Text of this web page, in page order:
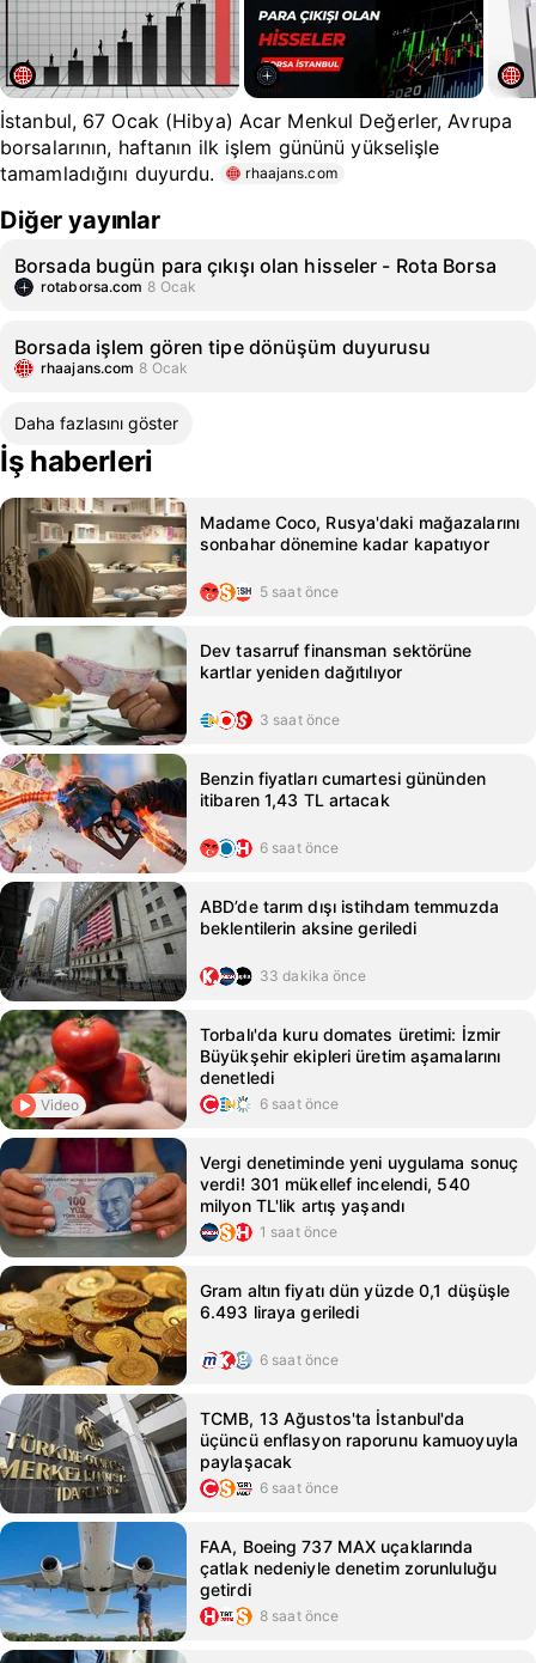
İstanbul, 67 Ocak (Hibya) Acar Menkul Değerler, Avrupa
borsalarının, haftanın ilk işlem gününü yükselişle
tamamladığını duyurdu.
rhaajans.com
Diğer yayınlar
Borsada bugün para çıkışı olan hisseler - Rota Borsa
rotaborsa.com 8 Ocak
Borsada işlem gören tipe dönüşüm duyurusu
rhaajans.com 8 Ocak
Daha fazlasını göster
İş haberleri
Madame Coco, Rusya'daki mağazalarını
sonbahar dönemine kadar kapatıyor
5 saat önce
Dev tasarruf finansman sektörüne
kartlar yeniden dağıtılıyor
3 saat önce
Benzin fiyatları cumartesi gününden
itibaren 1,43 TL artacak
6 saat önce
ABD’de tarım dışı istihdam temmuzda
beklentilerin aksine geriledi
33 dakika önce
Video
Torbalı'da kuru domates üretimi: İzmir
Büyükşehir ekipleri üretim aşamalarını
denetledi
6 saat önce
Vergi denetiminde yeni uygulama sonuç
verdi! 301 mükellef incelendi, 540
milyon TL'lik artış yaşandı
1 saat önce
Gram altın fiyatı dün yüzde 0,1 düşüşle
6.493 liraya geriledi
6 saat önce
TCMB, 13 Ağustos'ta İstanbul'da
üçüncü enflasyon raporunu kamuoyuyla
paylaşacak
6 saat önce
FAA, Boeing 737 MAX uçaklarında
çatlak nedeniyle denetim zorunluluğu
getirdi
8 saat önce